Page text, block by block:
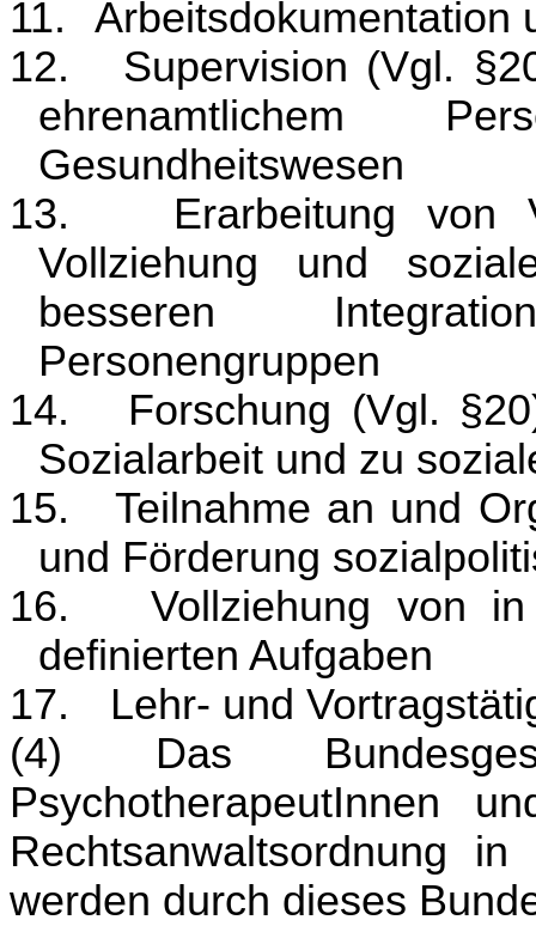
11.
Arbeitsdokumentation
12.
Supervision (Vgl.
ehrenamtlichem
Gesundheitswesen
13.
Erarbeitung von
Vollziehung und
besseren
Personengruppen
14.
Forschung (Vgl.
Sozialarbeit und zu
15.
Teilnahme an und
und Förderung
16.
Vollziehung von
definierten Aufgaben
17.
Lehr- und
(4) Das
PsychotherapeutInnen
Rechtsanwaltsordnung
werden durch dieses